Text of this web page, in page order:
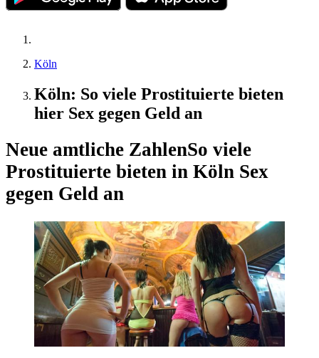
Köln
Köln: So viele Prostituierte bieten
hier Sex gegen Geld an
Neue amtliche ZahlenSo viele
Prostituierte bieten in Köln Sex
gegen Geld an